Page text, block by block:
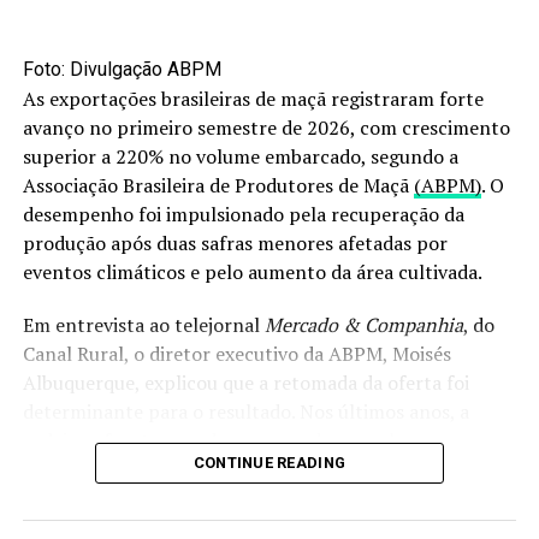
Baixistas 2 –Aincerteza
comerciais dos EUA. As negociações comerciais com
vários paísesavançaram pouco , enovas tarifas(de até
50% para o Brasil, por exemplo)
entram em vigor em
01/08 , imprimindo mais insegurança no mercado.
Tarifas 1 –Em 07/07, os EUAanunciaram alíquota
adicional de 50% para produtos brasileirosa partir
de 01/08. A medida ainda pode ser negociada, masjá
preocupa
alguns setores.
Tarifas 2 –Em 2024, os EUAforam o 4º maior
mercado estratégico para o setor.
Foto: Divulgação ABPM
As exportações brasileiras de maçã registraram forte
avanço no primeiro semestre de 2026, com crescimento
superior a 220% no volume embarcado, segundo a
Associação Brasileira de Produtores de Maçã (ABPM). O
desempenho foi impulsionado pela recuperação da
produção após duas safras menores afetadas por
eventos climáticos e pelo aumento da área cultivada.
Em entrevista ao telejornalMercado & Companhia, do
Canal Rural, o diretor executivo da ABPM, Moisés
Albuquerque, explicou que a retomada da oferta foi
cadeia enfrentou perdas provocadas por chuvas
intensas, especialmente no segundo semestre de 2023 e
CONTINUE READING